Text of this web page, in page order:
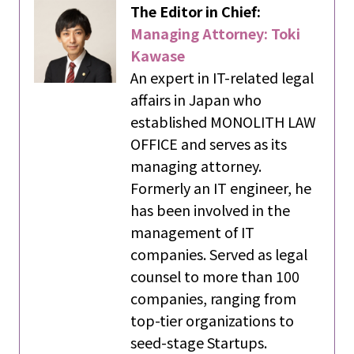
The Editor in Chief:
Managing Attorney: Toki
Kawase
An expert in IT-related legal
affairs in Japan who
established MONOLITH LAW
OFFICE and serves as its
managing attorney.
Formerly an IT engineer, he
has been involved in the
management of IT
companies. Served as legal
counsel to more than 100
companies, ranging from
top-tier organizations to
seed-stage Startups.